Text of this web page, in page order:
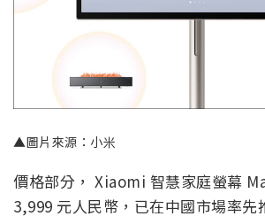
▲圖片來源：小米
價格部分， Xiaomi 智慧家庭螢幕
3,999 元人民幣，已在中國市場率先